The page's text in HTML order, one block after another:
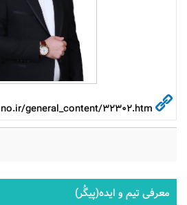
معرفی تیم و ایده(پیگُر)